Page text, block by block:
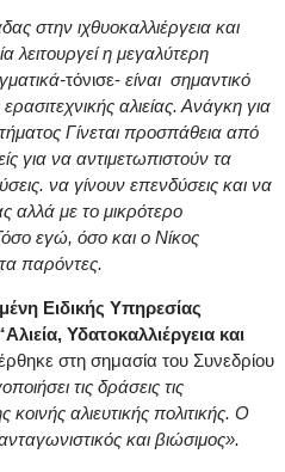
στην ιχθυοκαλλιέργεια και
λειτουργεί η μεγαλύτερη
τόνισε- είναι σημαντικό
αλιείας. Ανάγκη για
Γίνεται προσπάθεια από
για να αντιμετωπιστούν τα
να γίνουν επενδύσεις και να
αλλά με το μικρότερο
εγώ, όσο και ο Νίκος
παρόντες.
Ειδικής Υπηρεσίας
Υδατοκαλλιέργεια και
στη σημασία του Συνεδρίου
τις δράσεις τις
αλιευτικής πολιτικής. Ο
και βιώσιμος».